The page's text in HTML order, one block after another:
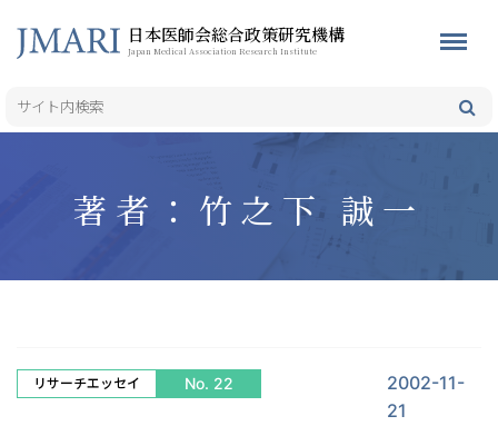
日本医師会総合政策研究機構
Japan Medical Association Research Institute
著者：竹之下 誠一
リサーチエッセイ No. 22
2002-11-
21